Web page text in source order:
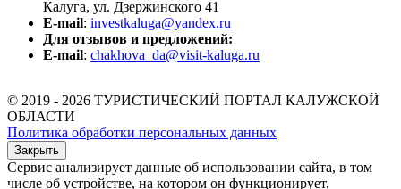
Калуга, ул. Дзержинского 41
E-mail: investkaluga@yandex.ru
Для отзывов и предложений:
E-mail: chakhova_da@visit-kaluga.ru
© 2019 - 2026 ТУРИСТИЧЕСКИЙ ПОРТАЛ КАЛУЖСКОЙ
ОБЛАСТИ
Политика обработки персональных данных
Закрыть
Сервис анализирует данные об использовании сайта, в том
числе об устройстве, на котором он функционирует,